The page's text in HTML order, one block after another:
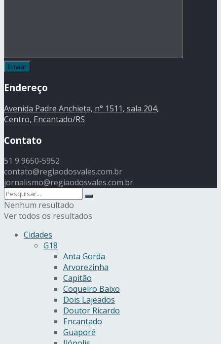
Endereço
Avenida Padre Anchieta, n° 1511, sala 204,
Centro, Encantado/RS
Contato
51 9 9650-5952
contato@regiaodosvales.com.br
jornalismo@regiaodosvales.com.br
Nenhum resultado
Ver todos os resultados
Cidades
G18
Anta Gorda
Arvorezinha
Capitão
Coqueiro Baixo
Dois Lajeados
Doutor Ricardo
Encantado
Guaporé